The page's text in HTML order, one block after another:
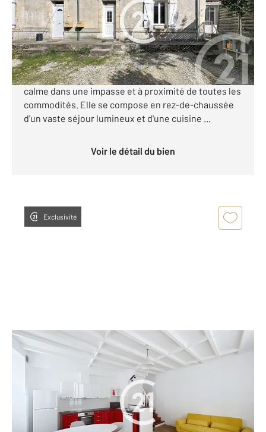
Maison à vendre
118 100 €
Votre agence Century 21 vous propose cette maison
mitoyenne, quartier "Champ de Foire", située au
calme dans une impasse et à proximité de toutes les
commodités. Elle se compose en rez-de-chaussée
d'un vaste séjour lumineux et d'une cuisine ...
Voir le détail du bien
Exclusivité
COGNAC 16
81 m
Maison à vendre
138 900 €
Visiter le site dédié